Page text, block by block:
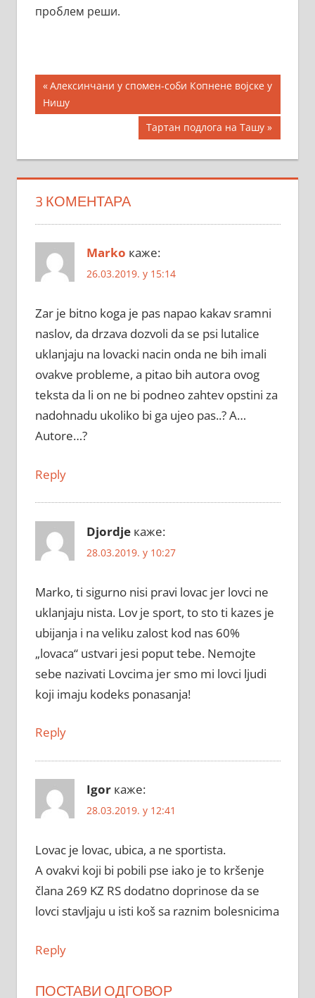
проблем реши.
Кретање
чланка
Previous
Post:
Алексинчани у спомен-соби Копнене војске у
Нишу
Next
Post:
Тартан подлога на Ташу
3 КОМЕНТАРА
Marko каже:
26.03.2019. у 15:14
Zar je bitno koga je pas napao kakav sramni
naslov, da drzava dozvoli da se psi lutalice
uklanjaju na lovacki nacin onda ne bih imali
ovakve probleme, a pitao bih autora ovog
teksta da li on ne bi podneo zahtev opstini za
nadohnadu ukoliko bi ga ujeo pas..? A…
Autore…?
Reply
Djordje каже:
28.03.2019. у 10:27
Marko, ti sigurno nisi pravi lovac jer lovci ne
uklanjaju nista. Lov je sport, to sto ti kazes je
ubijanja i na veliku zalost kod nas 60%
„lovaca“ ustvari jesi poput tebe. Nemojte
sebe nazivati Lovcima jer smo mi lovci ljudi
koji imaju kodeks ponasanja!
Reply
Igor каже:
28.03.2019. у 12:41
Lovac je lovac, ubica, a ne sportista.
A ovakvi koji bi pobili pse iako je to kršenje
člana 269 KZ RS dodatno doprinose da se
lovci stavljaju u isti koš sa raznim bolesnicima
Reply
ПОСТАВИ ОДГОВОР